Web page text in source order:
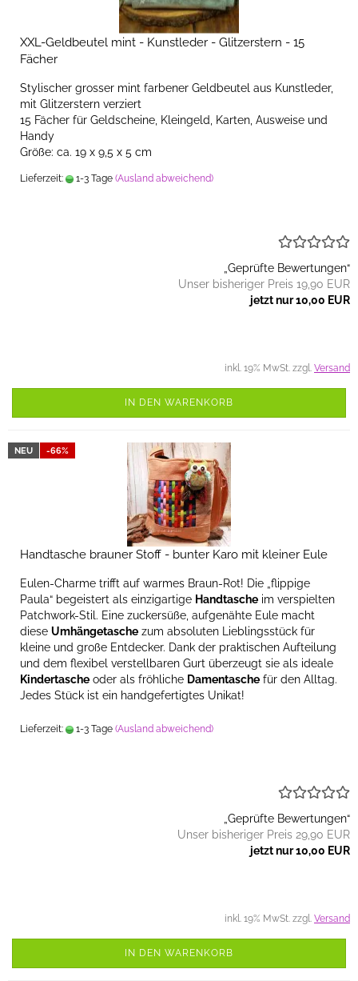
XXL-Geldbeutel mint - Kunstleder - Glitzerstern - 15
Fächer
Stylischer grosser mint farbener Geldbeutel aus Kunstleder,
mit Glitzerstern verziert
15 Fächer für Geldscheine, Kleingeld, Karten, Ausweise und
Handy
Größe: ca. 19 x 9,5 x 5 cm
Lieferzeit: 1-3 Tage (Ausland abweichend)
„Geprüfte Bewertungen“
Unser bisheriger Preis 19,90 EUR
jetzt nur 10,00 EUR
inkl. 19% MwSt. zzgl. Versand
IN DEN WARENKORB
NEU -66%
Handtasche brauner Stoff - bunter Karo mit kleiner Eule
Eulen-Charme trifft auf warmes Braun-Rot! Die „flippige
Paula“ begeistert als einzigartige Handtasche im verspielten
Patchwork-Stil. Eine zuckersüße, aufgenähte Eule macht
diese Umhängetasche zum absoluten Lieblingsstück für
kleine und große Entdecker. Dank der praktischen Aufteilung
und dem flexibel verstellbaren Gurt überzeugt sie als ideale
Kindertasche oder als fröhliche Damentasche für den Alltag.
Jedes Stück ist ein handgefertigtes Unikat!
Lieferzeit: 1-3 Tage (Ausland abweichend)
„Geprüfte Bewertungen“
Unser bisheriger Preis 29,90 EUR
jetzt nur 10,00 EUR
inkl. 19% MwSt. zzgl. Versand
IN DEN WARENKORB